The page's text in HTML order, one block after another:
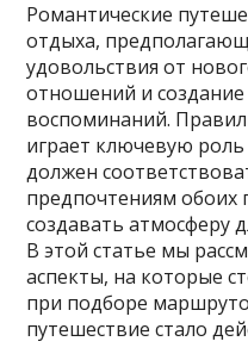
Романтические
отдыха,
удовольствия от
отношений и
воспоминаний.
играет ключевую роль
должен
предпочтениям обоих
создавать атмосферу
В этой статье мы
аспекты, на которые
при подборе
путешествие стало